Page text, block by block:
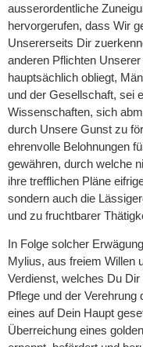
ausserordentliche
hervorgerufen, dass Wir
Unsererseits Dir
anderen Pflichten
hauptsächlich obliegt,
und der Gesellschaft, sei
Wissenschaften, sich
durch Unsere Gunst zu
ehrenvolle Belohnungen
gewähren, durch welche
ihre trefflichen Pläne
sondern auch die
und zu fruchtbarer
In Folge solcher
Mylius, aus freiem Willen
Verdienst, welches Du
Pflege und der
eines auf Dein Haupt
Überreichung eines